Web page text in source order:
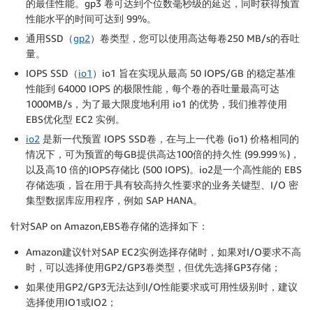
的最佳性能。gp3 卷可达到个位数毫秒级的延迟，同时获得预置
性能水平的时间可达到 99%。
通用SSD（gp2）卷类型，您可以使用高达每卷250 MB/s的吞吐
量。
IOPS SSD（io1 ）io1 旨在实现从最高 50 IOPS/GB 的稳定基准
性能到 64000 IOPS 的极限性能，每个卷的吞吐量最高可达
1000MB/s，为了最大限度地利用 io1 的优势，我们推荐使用
EBS优化型 EC2 实例。
io2 是新一代预置 IOPS SSD卷，在与上一代卷 (io1) 价格相同的
情况下，可为预置的每GB提供高达100倍的持久性 (99.999％)，
以及高10 倍的IOPS存储比 (500 IOPS)。io2是一个高性能的 EBS
存储选项，旨在用于具有较高持久性要求的业务关键型、I/O 密
集型数据库应用程序，例如 SAP HANA。
针对SAP on Amazon,EBS卷存储的选择如下：
Amazon建议针对SAP EC2实例选择存储时，如果对I/O要求不高
时，可以选择使用GP2/GP3卷类型，但优先选择GP3存储；
如果使用GP2/GP3无法达到I/O性能要求或可用性级别时，建议
选择使用IO1或IO2；